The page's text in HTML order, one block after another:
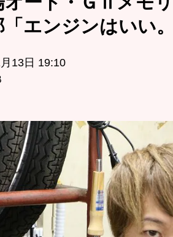
「エンジンはいい
13日 19:10